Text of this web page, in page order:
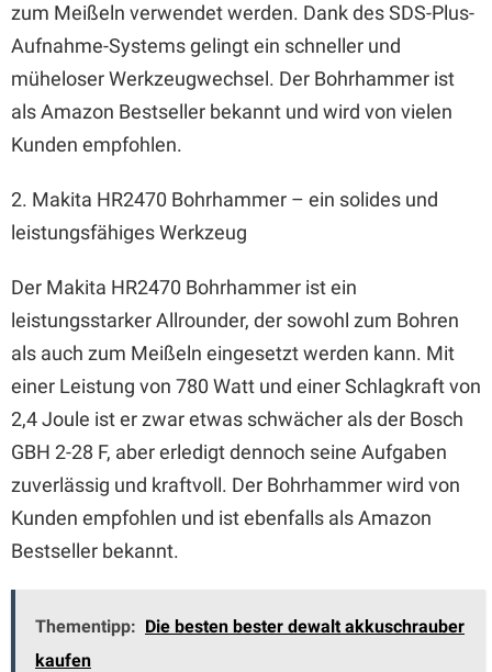
zum Meißeln verwendet werden. Dank des SDS-Plus-
Aufnahme-Systems gelingt ein schneller und
müheloser Werkzeugwechsel. Der Bohrhammer ist
als Amazon Bestseller bekannt und wird von vielen
Kunden empfohlen.
2. Makita HR2470 Bohrhammer – ein solides und
leistungsfähiges Werkzeug
Der Makita HR2470 Bohrhammer ist ein
leistungsstarker Allrounder, der sowohl zum Bohren
als auch zum Meißeln eingesetzt werden kann. Mit
einer Leistung von 780 Watt und einer Schlagkraft von
2,4 Joule ist er zwar etwas schwächer als der Bosch
GBH 2-28 F, aber erledigt dennoch seine Aufgaben
zuverlässig und kraftvoll. Der Bohrhammer wird von
Kunden empfohlen und ist ebenfalls als Amazon
Bestseller bekannt.
Thementipp: Die besten bester dewalt akkuschrauber
kaufen